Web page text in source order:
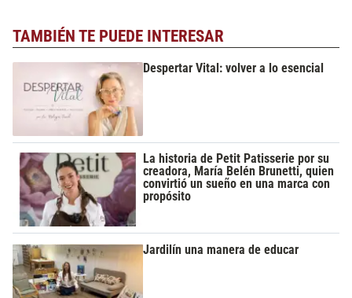
TAMBIÉN TE PUEDE INTERESAR
Despertar Vital: volver a lo esencial
La historia de Petit Patisserie por su
creadora, María Belén Brunetti, quien
convirtió un sueño en una marca con
propósito
Jardilín una manera de educar